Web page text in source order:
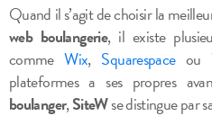
Quand il s’agit de choisir la
web boulangerie, il existe
commeWix, Squarespaceou
plateformes a ses propres
boulanger,SiteWse distingue par